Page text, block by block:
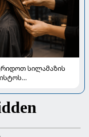
სილამაზის